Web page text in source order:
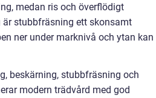
medan ris och överflödigt
stubbfräsning ett skonsamt
ner under marknivå och ytan kan
beskärning, stubbfräsning och
modern trädvård med god